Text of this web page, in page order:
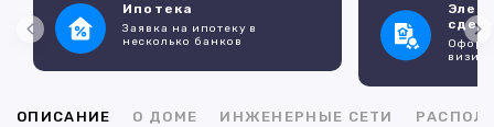
Ипотека
Заявка на ипотеку в
несколько банков
ОПИСАНИЕ О ДОМЕ ИНЖЕНЕРНЫЕ СЕТИ